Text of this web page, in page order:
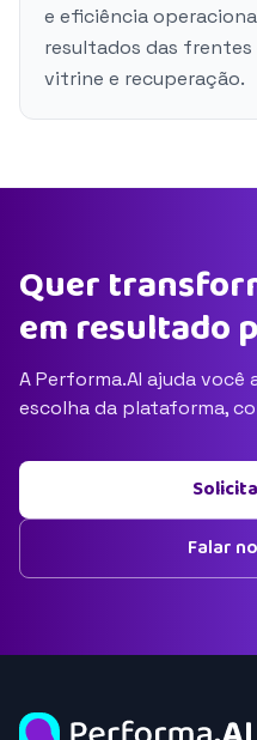
e eficiência
resultados das frentes
vitrine e recuperação.
Quer
em resultado
A Performa.AI ajuda você
escolha da plataforma,
Falar